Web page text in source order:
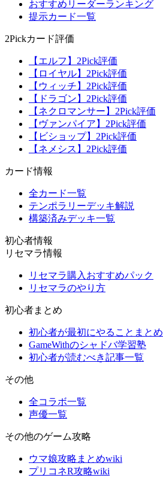
おすすめリーダーランキング
提示カード一覧
2Pickカード評価
【エルフ】2Pick評価
【ロイヤル】2Pick評価
【ウィッチ】2Pick評価
【ドラゴン】2Pick評価
【ネクロマンサー】2Pick評価
【ヴァンパイア】2Pick評価
【ビショップ】2Pick評価
【ネメシス】2Pick評価
カード情報
全カード一覧
テンポラリーデッキ解説
構築済みデッキ一覧
初心者情報
リセマラ情報
リセマラ購入おすすめパック
リセマラのやり方
初心者まとめ
初心者が最初にやることまとめ
GameWithのシャドバ学習塾
初心者が読むべき記事一覧
その他
全コラボ一覧
声優一覧
その他のゲーム攻略
ウマ娘攻略まとめwiki
プリコネR攻略wiki